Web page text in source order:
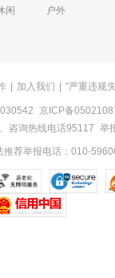
闲 户外
加入我们 "严重违规
京ICP备
咨询热线电话95117 举
推荐举报电话：010-